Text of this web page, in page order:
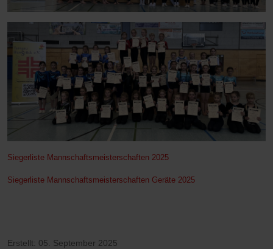
Siegerliste Mannschaftsmeisterschaften 2025
Siegerliste Mannschaftsmeisterschaften Geräte 2025
Erstellt: 05. September 2025